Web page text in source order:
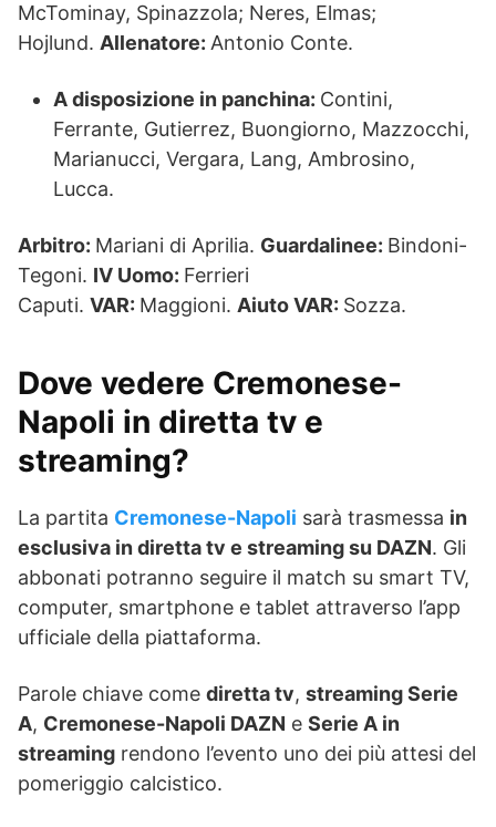
McTominay, Spinazzola; Neres, Elmas;
Hojlund. Allenatore: Antonio Conte.
A disposizione in panchina: Contini,
Ferrante, Gutierrez, Buongiorno, Mazzocchi,
Marianucci, Vergara, Lang, Ambrosino,
Lucca.
Arbitro: Mariani di Aprilia. Guardalinee: Bindoni-
Tegoni. IV Uomo: Ferrieri
Caputi. VAR: Maggioni. Aiuto VAR: Sozza.
Dove vedere Cremonese-
Napoli in diretta tv e
streaming?
La partita Cremonese-Napoli sarà trasmessa in
esclusiva in diretta tv e streaming su DAZN. Gli
abbonati potranno seguire il match su smart TV,
computer, smartphone e tablet attraverso l’app
ufficiale della piattaforma.
Parole chiave come diretta tv, streaming Serie
A, Cremonese-Napoli DAZN e Serie A in
streaming rendono l’evento uno dei più attesi del
pomeriggio calcistico.